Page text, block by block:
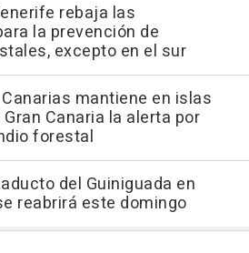
rebaja las
la prevención de
excepto en el sur
mantiene en islas
Canaria la alerta por
forestal
del Guiniguada en
reabrirá este domingo